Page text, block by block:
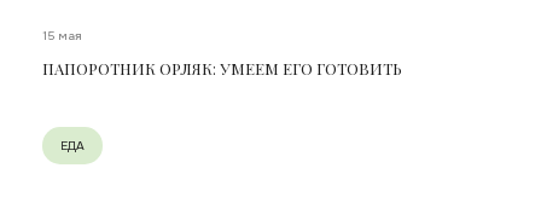
15 мая
ПАПОРОТНИК ОРЛЯК: УМЕЕМ ЕГО ГОТОВИТЬ
ЕДА